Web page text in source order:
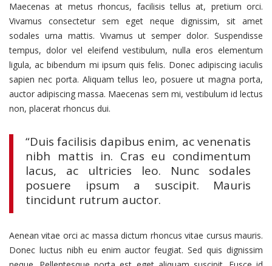
Maecenas at metus rhoncus, facilisis tellus at, pretium orci.
Vivamus consectetur sem eget neque dignissim, sit amet
sodales urna mattis. Vivamus ut semper dolor. Suspendisse
tempus, dolor vel eleifend vestibulum, nulla eros elementum
ligula, ac bibendum mi ipsum quis felis. Donec adipiscing iaculis
sapien nec porta. Aliquam tellus leo, posuere ut magna porta,
auctor adipiscing massa. Maecenas sem mi, vestibulum id lectus
non, placerat rhoncus dui.
“Duis facilisis dapibus enim, ac venenatis
nibh mattis in. Cras eu condimentum
lacus, ac ultricies leo. Nunc sodales
posuere ipsum a suscipit. Mauris
tincidunt rutrum auctor.
Aenean vitae orci ac massa dictum rhoncus vitae cursus mauris.
Donec luctus nibh eu enim auctor feugiat. Sed quis dignissim